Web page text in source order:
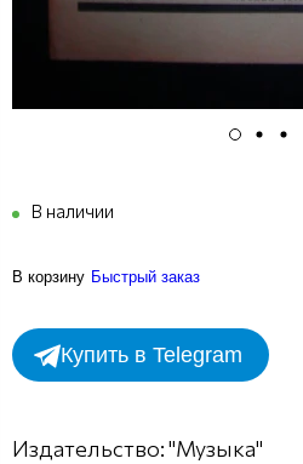
В наличии
В корзину Быстрый заказ
Купить в Telegram
Издательство: "Музыка"